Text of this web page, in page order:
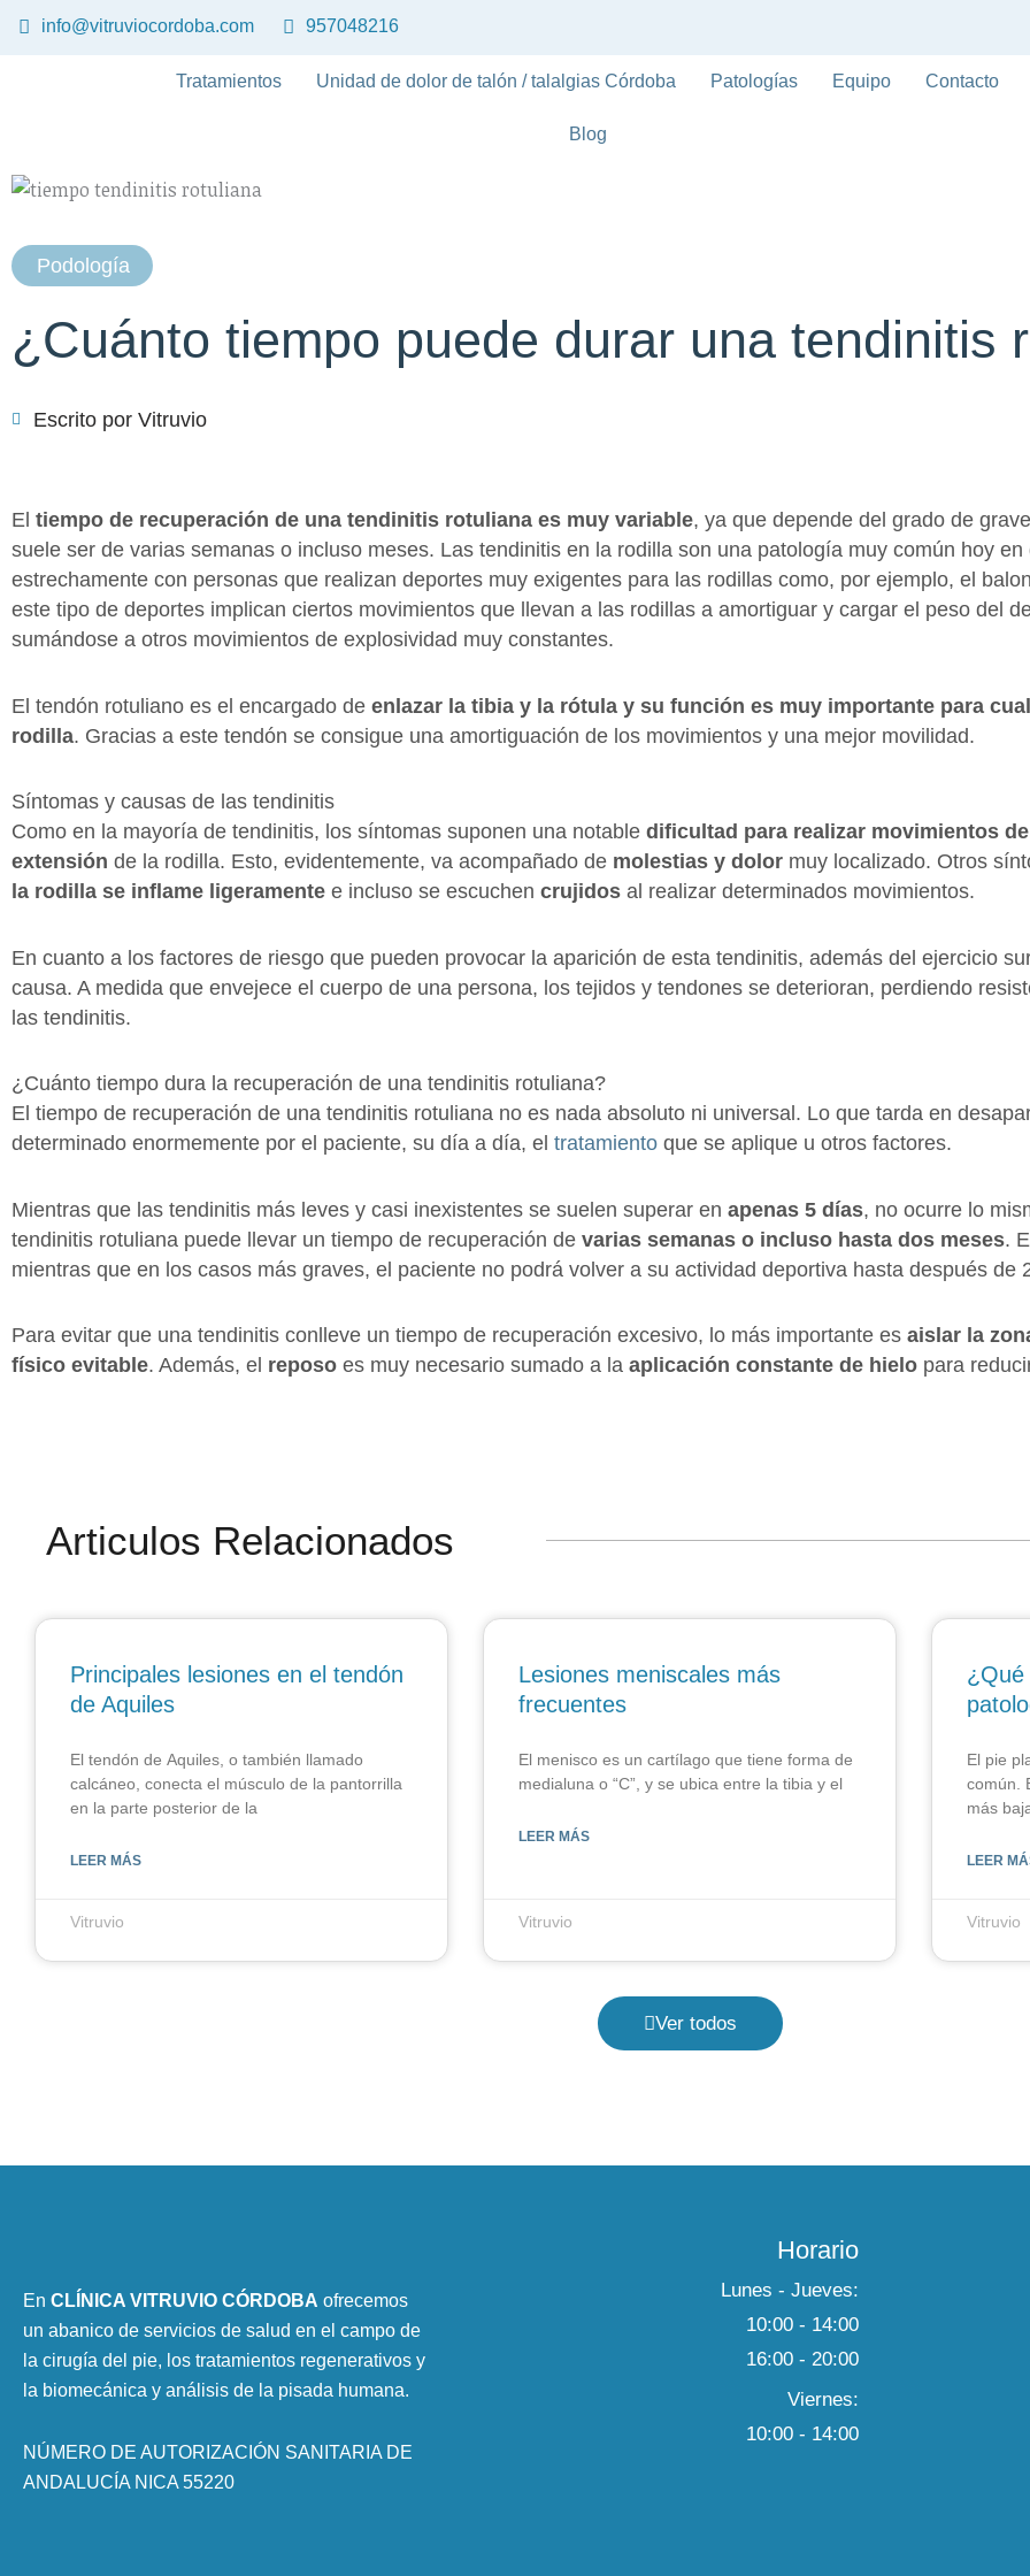
info@vitruviocordoba.com 957048216
Tratamientos Unidad de dolor de talón / talalgias Córdoba Patologías Equipo Contacto
Blog
Podología
¿Cuánto tiempo puede durar una tendinitis
Escrito por Vitruvio
El tiempo de recuperación de una tendinitis rotuliana es muy variable, ya que depende del grado de
suele ser de varias semanas o incluso meses. Las tendinitis en la rodilla son una patología muy común hoy
estrechamente con personas que realizan deportes muy exigentes para las rodillas como, por ejemplo, el
este tipo de deportes implican ciertos movimientos que llevan a las rodillas a amortiguar y cargar el peso del
sumándose a otros movimientos de explosividad muy constantes.
El tendón rotuliano es el encargado de enlazar la tibia y la rótula y su función es muy importante para
rodilla. Gracias a este tendón se consigue una amortiguación de los movimientos y una mejor movilidad.
Síntomas y causas de las tendinitis
Como en la mayoría de tendinitis, los síntomas suponen una notable dificultad para realizar movimientos
extensión de la rodilla. Esto, evidentemente, va acompañado de molestias y dolor muy localizado. Otros
la rodilla se inflame ligeramente e incluso se escuchen crujidos al realizar determinados movimientos.
En cuanto a los factores de riesgo que pueden provocar la aparición de esta tendinitis, además del ejercicio
causa. A medida que envejece el cuerpo de una persona, los tejidos y tendones se deterioran, perdiendo
las tendinitis.
¿Cuánto tiempo dura la recuperación de una tendinitis rotuliana?
El tiempo de recuperación de una tendinitis rotuliana no es nada absoluto ni universal. Lo que tarda en
determinado enormemente por el paciente, su día a día, el tratamiento que se aplique u otros factores.
Mientras que las tendinitis más leves y casi inexistentes se suelen superar en apenas 5 días, no ocurre lo
tendinitis rotuliana puede llevar un tiempo de recuperación de varias semanas o incluso hasta dos meses.
mientras que en los casos más graves, el paciente no podrá volver a su actividad deportiva hasta después de
Para evitar que una tendinitis conlleve un tiempo de recuperación excesivo, lo más importante es aislar la
físico evitable. Además, el reposo es muy necesario sumado a la aplicación constante de hielo para
Articulos Relacionados
Principales lesiones en el tendón
de Aquiles
El tendón de Aquiles, o también llamado
calcáneo, conecta el músculo de la pantorrilla
en la parte posterior de la
LEER MÁS
Vitruvio
Lesiones meniscales más
frecuentes
El menisco es un cartílago que tiene forma de
medialuna o “C”, y se ubica entre la tibia y el
LEER MÁS
Vitruvio
¿Qué
El pie
común.
más
LEER
Vitruvio
Ver todos
En CLÍNICA VITRUVIO CÓRDOBA ofrecemos
un abanico de servicios de salud en el campo de
la cirugía del pie, los tratamientos regenerativos y
la biomecánica y análisis de la pisada humana.
NÚMERO DE AUTORIZACIÓN SANITARIA DE
ANDALUCÍA NICA 55220
Horario
Lunes - Jueves:
10:00 - 14:00
16:00 - 20:00
Viernes:
10:00 - 14:00